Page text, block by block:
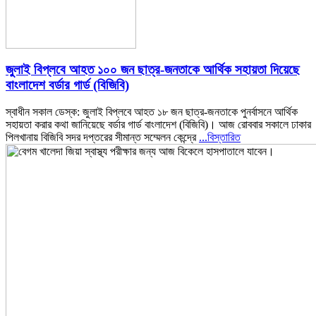
জুলাই বিপ্লবে আহত ১০০ জন ছাত্র-জনতাকে আর্থিক সহায়তা দিয়েছে
বাংলাদেশ বর্ডার গার্ড (বিজিবি)
স্বাধীন সকাল ডেস্ক: জুলাই বিপ্লবে আহত ১৮ জন ছাত্র-জনতাকে পুনর্বাসনে আর্থিক
সহায়তা করার কথা জানিয়েছে বর্ডার গার্ড বাংলাদেশ (বিজিবি)। আজ রোববার সকালে ঢাকার
পিলখানায় বিজিবি সদর দপ্তরের সীমান্ত সম্মেলন কেন্দ্রে ...বিস্তারিত